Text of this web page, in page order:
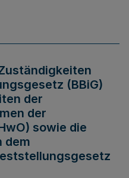
(BBiG)
der
der
sowie die
dem